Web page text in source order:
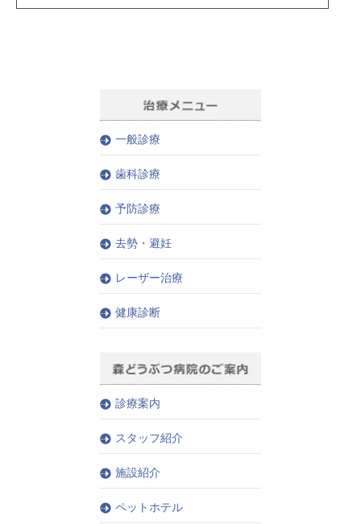
一般診療
歯科診療
予防診療
去勢・避妊
レーザー治療
健康診断
診療案内
スタッフ紹介
施設紹介
ペットホテル